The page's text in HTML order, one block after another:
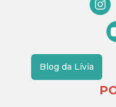
Blog da Lívia